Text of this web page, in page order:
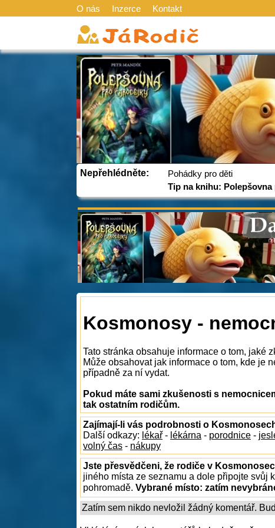
O nás Inzerce Kontakt
Nepřehlédněte:
Pohádky pro děti
Tip na knihu:
Kosmonosy -
Tato stránka obsahuje informace o tom, jaké
Může obsahovat jak informace o tom, kde je
případně za ní vydat.
Pokud máte sami zkušenosti s
tak ostatním rodičům.
Zajímají-li vás podrobnosti o
Další odkazy: lékař - lékárna - porodnice -
volný čas - nákupy
Jste přesvědčeni, že rodiče v
jiného místa ze seznamu a dole připojte svůj
pohromadě. Vybrané místo: zatím
Zatím sem nikdo nevložil žádný komentář.